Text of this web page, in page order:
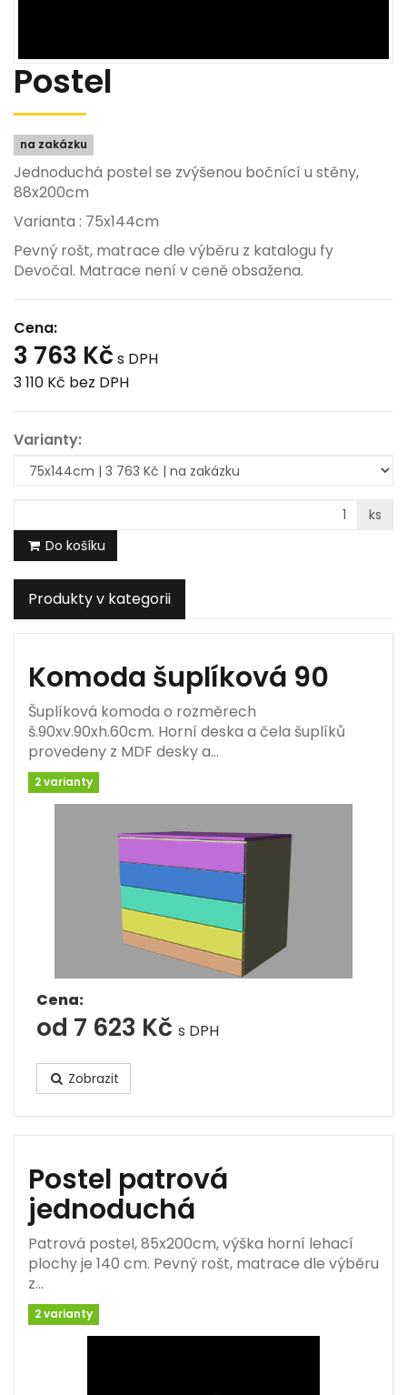
Postel
na zakázku
Jednoduchá postel se zvýšenou bočnící u stěny,
88x200cm
Varianta : 75x144cm
Pevný rošt, matrace dle výběru z katalogu fy
Devočal. Matrace není v ceně obsažena.
Cena:
3 763 Kč s DPH
3 110 Kč bez DPH
Varianty:
ks
Do košíku
Produkty v kategorii
Komoda šuplíková 90
Šuplíková komoda o rozměrech
š.90xv.90xh.60cm. Horní deska a čela šuplíků
provedeny z MDF desky a…
2 varianty
Cena:
od 7 623 Kč s DPH
Zobrazit
Postel patrová
jednoduchá
Patrová postel, 85x200cm, výška horní lehací
plochy je 140 cm. Pevný rošt, matrace dle výběru
z…
2 varianty